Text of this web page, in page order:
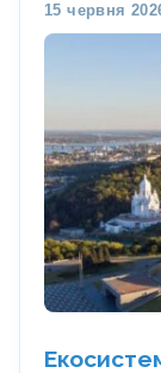
15 червня